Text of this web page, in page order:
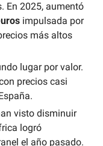
En 2025, aumentó
impulsada por
más altos
lugar por valor.
precios casi
visto disminuir
logró
el año pasado.